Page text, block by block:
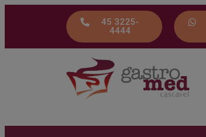
45 3225-
4444